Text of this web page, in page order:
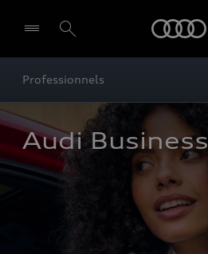
Professionnels
Audi Business